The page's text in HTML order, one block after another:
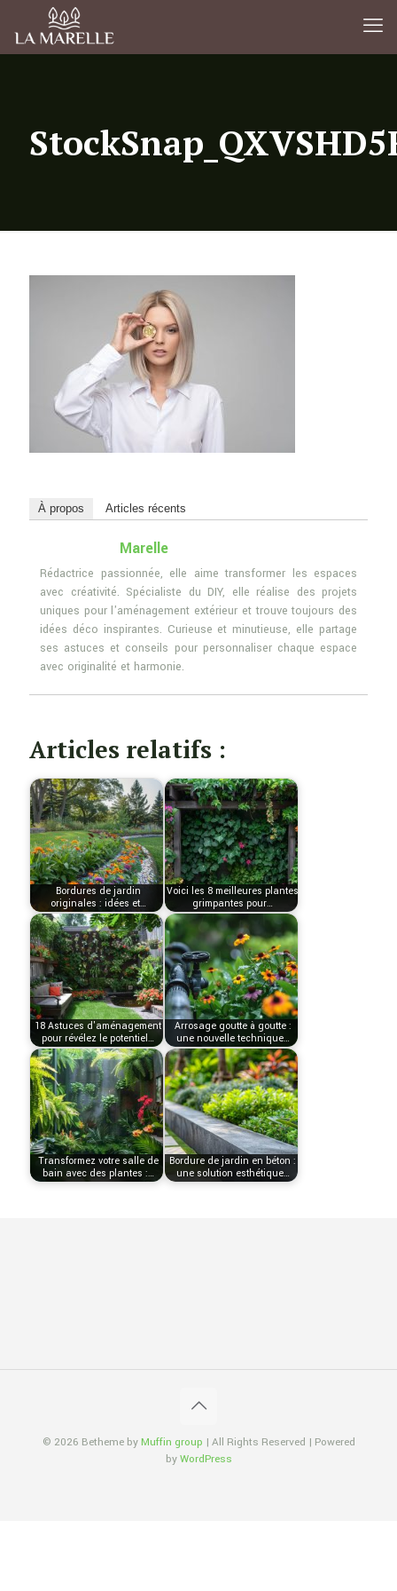
À propos Articles récents
Marelle
Rédactrice passionnée, elle aime transformer les espaces
avec créativité. Spécialiste du DIY, elle réalise des projets
uniques pour l'aménagement extérieur et trouve toujours des
idées déco inspirantes. Curieuse et minutieuse, elle partage
ses astuces et conseils pour personnaliser chaque espace
avec originalité et harmonie.
Articles relatifs :
Bordures de jardin
originales : idées et…
Voici les 8 meilleures plantes
grimpantes pour…
18 Astuces d'aménagement
pour révélez le potentiel…
Arrosage goutte à goutte :
une nouvelle technique…
Transformez votre salle de
bain avec des plantes :…
Bordure de jardin en béton :
une solution esthétique…
© 2026 Betheme byMuffin group | All Rights Reserved | Powered
byWordPress